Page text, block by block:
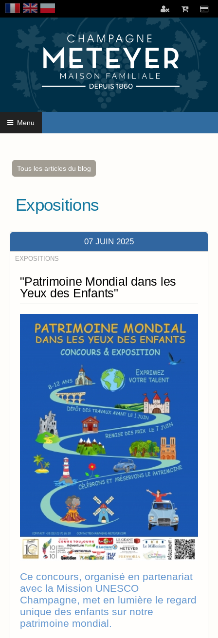
Menu
Tous les articles du blog
Expositions
07 JUIN 2025
EXPOSITIONS
"Patrimoine Mondial dans les
Yeux des Enfants"
Ce concours, organisé en partenariat
avec la Mission UNESCO
Champagne, met en lumière le regard
unique des enfants sur notre
patrimoine mondial.